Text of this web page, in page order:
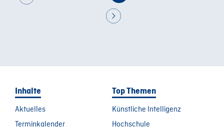
Inhalte
Aktuelles
Terminkalender
Top Themen
Künstliche Intelligenz
Hochschule